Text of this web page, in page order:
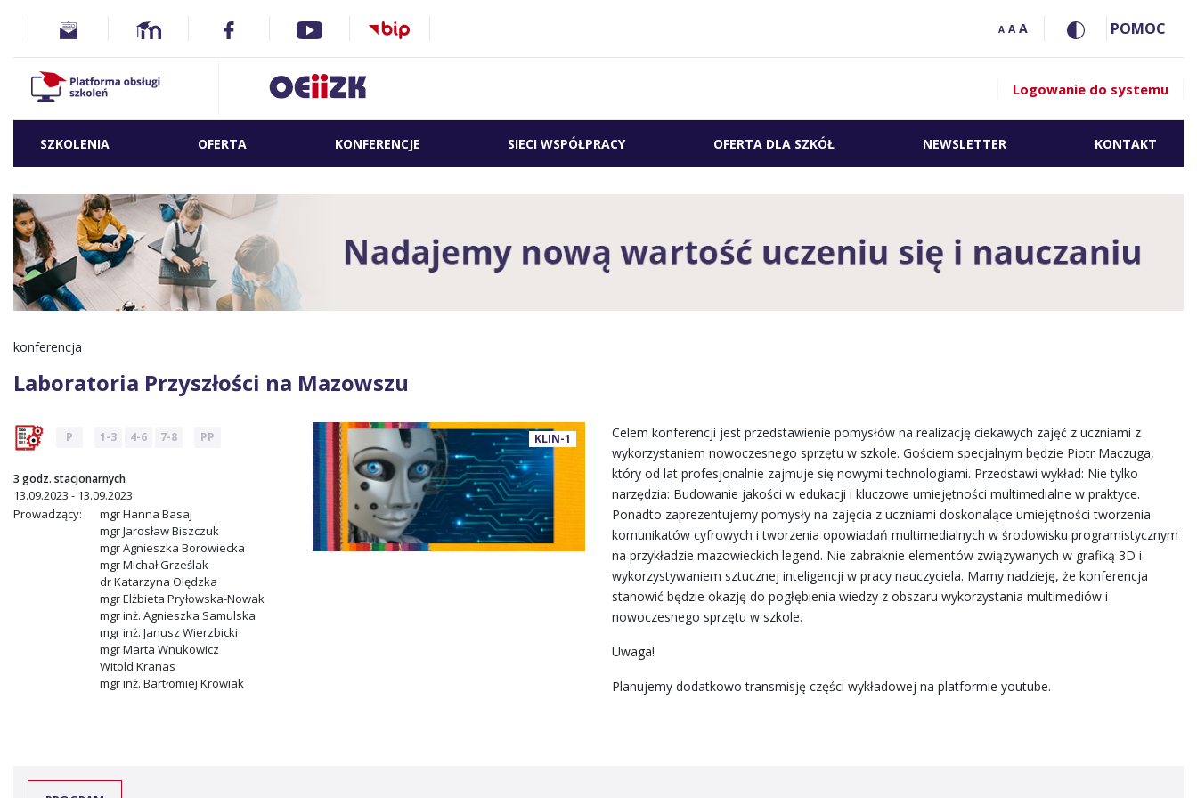
A A A POMOC
Logowanie do systemu
SZKOLENIA OFERTA KONFERENCJE SIECI WSPÓŁPRACY OFERTA DLA SZKÓŁ NEWSLETTER KONTAKT
konferencja
Laboratoria Przyszłości na Mazowszu
P 1-3 4-6 7-8 PP
3 godz. stacjonarnych
13.09.2023 - 13.09.2023
Prowadzący:
mgr Hanna Basaj
mgr Jarosław Biszczuk
mgr Agnieszka Borowiecka
mgr Michał Grześlak
dr Katarzyna Olędzka
mgr Elżbieta Pryłowska-Nowak
mgr inż. Agnieszka Samulska
mgr inż. Janusz Wierzbicki
mgr Marta Wnukowicz
Witold Kranas
mgr inż. Bartłomiej Krowiak
KLIN-1
Celem konferencji jest przedstawienie pomysłów na realizację ciekawych zajęć z uczniami z
wykorzystaniem nowoczesnego sprzętu w szkole. Gościem specjalnym będzie Piotr Maczuga,
który od lat profesjonalnie zajmuje się nowymi technologiami. Przedstawi wykład: Nie tylko
narzędzia: Budowanie jakości w edukacji i kluczowe umiejętności multimedialne w praktyce.
Ponadto zaprezentujemy pomysły na zajęcia z uczniami doskonalące umiejętności tworzenia
komunikatów cyfrowych i tworzenia opowiadań multimedialnych w środowisku programistycznym
na przykładzie mazowieckich legend. Nie zabraknie elementów związywanych w grafiką 3D i
wykorzystywaniem sztucznej inteligencji w pracy nauczyciela. Mamy nadzieję, że konferencja
stanowić będzie okazję do pogłębienia wiedzy z obszaru wykorzystania multimediów i
nowoczesnego sprzętu w szkole.
Uwaga!
Planujemy dodatkowo transmisję części wykładowej na platformie youtube.